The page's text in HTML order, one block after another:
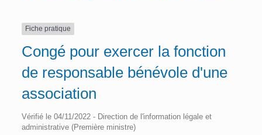
Fiche pratique
Congé pour exercer la fonction
de responsable bénévole d'une
association
Vérifié le 04/11/2022 - Direction de l'information légale et
administrative (Première ministre)